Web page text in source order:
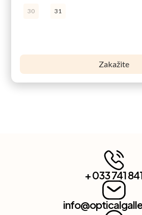
30 31
+ 033 741